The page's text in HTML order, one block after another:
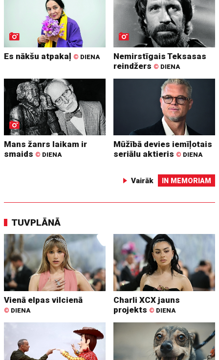
Es nākšu atpakaļ © DIENA
Nemirstīgais Teksasas
reindžers © DIENA
Mans žanrs laikam ir
smaids © DIENA
Mūžībā devies iemīļotais
seriālu aktieris © DIENA
Vairāk IN MEMORIAM
TUVPLĀNĀ
Vienā elpas vilcienā
© DIENA
Charli XCX jauns
projekts © DIENA